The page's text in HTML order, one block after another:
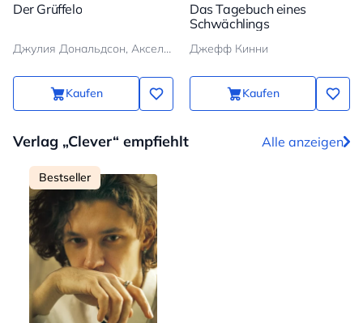
Der Grüffelo
Джулия Дональдсон, Аксель Шеффлер
Kaufen
Das Tagebuch eines
Schwächlings
Джефф Кинни
Kaufen
Verlag „Clever“ empfiehlt Alle anzeigen
Bestseller